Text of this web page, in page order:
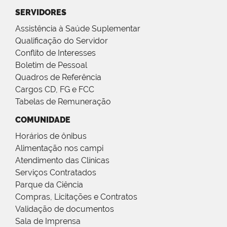
SERVIDORES
Assistência à Saúde Suplementar
Qualificação do Servidor
Conflito de Interesses
Boletim de Pessoal
Quadros de Referência
Cargos CD, FG e FCC
Tabelas de Remuneração
COMUNIDADE
Horários de ônibus
Alimentação nos campi
Atendimento das Clínicas
Serviços Contratados
Parque da Ciência
Compras, Licitações e Contratos
Validação de documentos
Sala de Imprensa